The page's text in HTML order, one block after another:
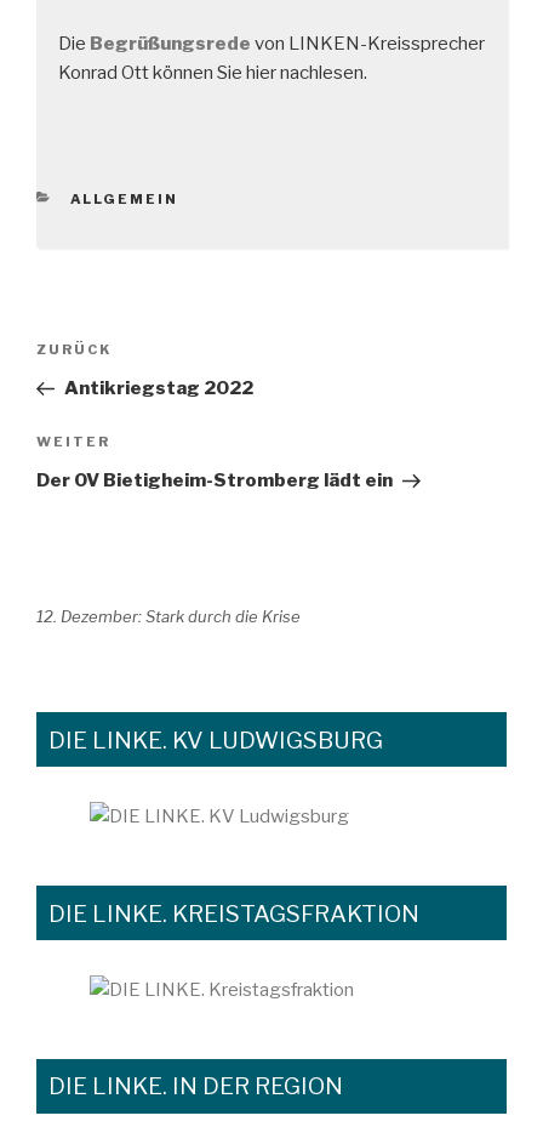
Die Begrüßungsrede von LINKEN-Kreissprecher
Konrad Ott können Sie hier nachlesen.
KATEGORIEN
ALLGEMEIN
Beitragsnavigation
Vorheriger
Beitrag
ZURÜCK
Antikriegstag 2022
Nächster
Beitrag
WEITER
Der OV Bietigheim-Stromberg lädt ein
12. Dezember: Stark durch die Krise
DIE LINKE. KV LUDWIGSBURG
DIE LINKE. KREISTAGSFRAKTION
DIE LINKE. IN DER REGION